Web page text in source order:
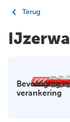
Terug
Bevestiging
verankering